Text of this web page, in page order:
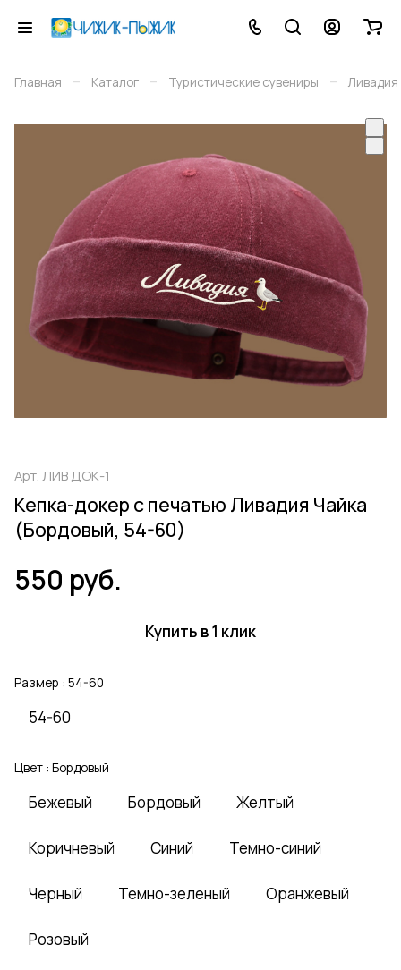
Главная – Каталог – Туристические сувениры – Ливадия
Арт. ЛИВ ДОК-1
Кепка-докер с печатью Ливадия Чайка
(Бордовый, 54-60)
550 руб.
Купить в 1 клик
Размер : 54-60
54-60
Цвет : Бордовый
Бежевый Бордовый Желтый
Коричневый Синий Темно-синий
Черный Темно-зеленый Оранжевый
Розовый